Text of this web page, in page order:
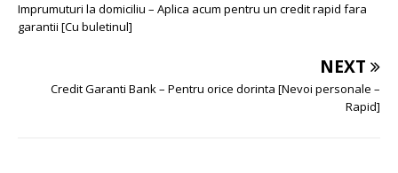
Imprumuturi la domiciliu – Aplica acum pentru un credit rapid fara
garantii [Cu buletinul]
NEXT
Credit Garanti Bank – Pentru orice dorinta [Nevoi personale –
Rapid]